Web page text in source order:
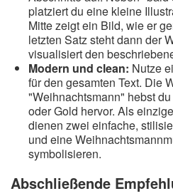
platziert du eine kleine
Mitte zeigt ein Bild, wie er
letzten Satz steht dann der
visualisiert den
Modern und clean: Nutze
für den gesamten Text. Die
"Weihnachtsmann" hebst
oder Gold hervor. Als
dienen zwei einfache,
und eine
symbolisieren.
Abschließende